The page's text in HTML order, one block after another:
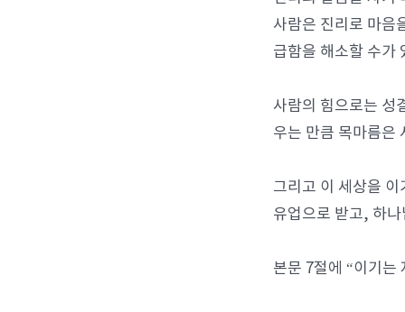
사람은 진리로 마음
급함을 해소할 수가
사람의 힘으로는 성
우는 만큼 목마름은
그리고 이 세상을
유업으로 받고, 하
본문 7절에 “이기는